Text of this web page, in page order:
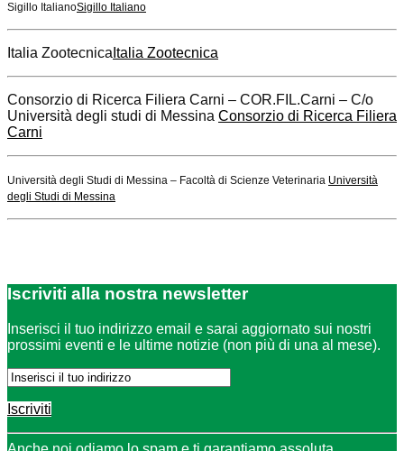
Sigillo ItalianoSigillo Italiano
Italia Zootecnica Italia Zootecnica
Consorzio di Ricerca Filiera Carni – COR.FIL.Carni – C/o
Università degli studi di Messina Consorzio di Ricerca Filiera
Carni
Università degli Studi di Messina – Facoltà di Scienze Veterinaria Università
degli Studi di Messina
Iscriviti alla nostra newsletter
Inserisci il tuo indirizzo email e sarai aggiornato sui nostri
prossimi eventi e le ultime notizie (non più di una al mese).
Iscriviti